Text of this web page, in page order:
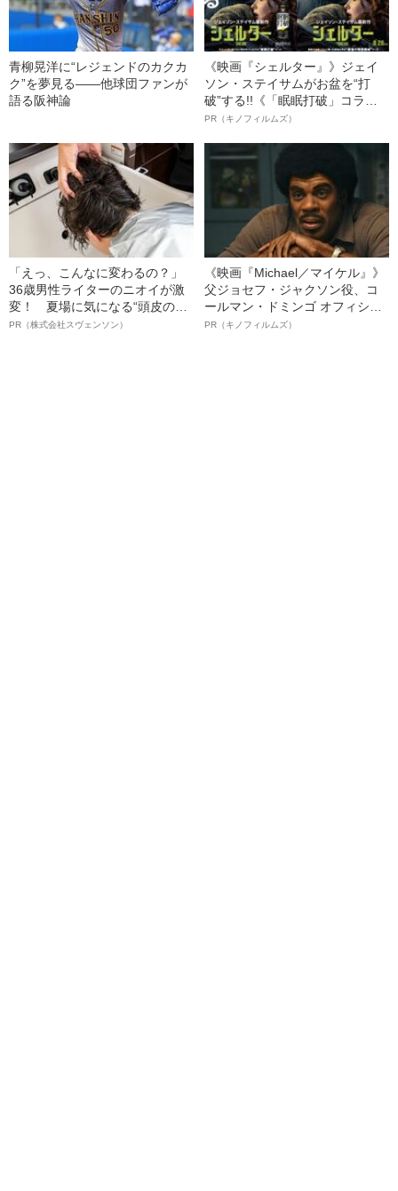
青柳晃洋に“レジェンドのカクカ
ク”を夢見る――他球団ファンが
語る阪神論
《映画『シェルター』》ジェイ
ソン・ステイサムがお盆を“打
破”する!!《「眠眠打破」コラ
ボ》
PR（キノフィルムズ）
「えっ、こんなに変わるの？」
36歳男性ライターのニオイが激
変！ 夏場に気になる“頭皮のニ
オイ”や“ベタつき”を解消す
PR（株式会社スヴェンソン）
《映画『Michael／マイケル』》
父ジョセフ・ジャクソン役、コ
ールマン・ドミンゴ オフィシャ
ルインタビュー“観客を魅了した
PR（キノフィルムズ）